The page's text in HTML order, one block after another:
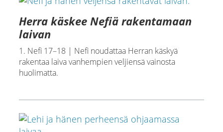
Herra käskee Nefiä rakentamaan
laivan
1. Nefi 17–18 | Nefi noudattaa Herran käskyä
rakentaa laiva vanhempien veljiensä vainosta
huolimatta.